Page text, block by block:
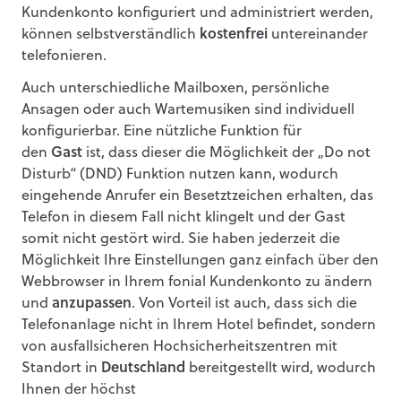
Kundenkonto konfiguriert und administriert werden,
können selbstverständlich kostenfrei untereinander
telefonieren.
Auch unterschiedliche Mailboxen, persönliche
Ansagen oder auch Wartemusiken sind individuell
konfigurierbar. Eine nützliche Funktion für
den Gast ist, dass dieser die Möglichkeit der „Do not
Disturb“ (DND) Funktion nutzen kann, wodurch
eingehende Anrufer ein Besetztzeichen erhalten, das
Telefon in diesem Fall nicht klingelt und der Gast
somit nicht gestört wird. Sie haben jederzeit die
Möglichkeit Ihre Einstellungen ganz einfach über den
Webbrowser in Ihrem fonial Kundenkonto zu ändern
und anzupassen. Von Vorteil ist auch, dass sich die
Telefonanlage nicht in Ihrem Hotel befindet, sondern
von ausfallsicheren Hochsicherheitszentren mit
Standort in Deutschland bereitgestellt wird, wodurch
Ihnen der höchst